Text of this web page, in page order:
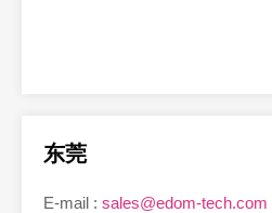
东莞
E-mail : sales@edom-tech.com